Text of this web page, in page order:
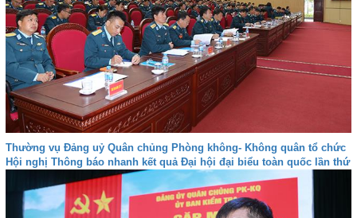
Thường vụ Đảng uỷ Quân chủng Phòng không- Không quân tổ chức
Hội nghị Thông báo nhanh kết quả Đại hội đại biểu toàn quốc lần thứ